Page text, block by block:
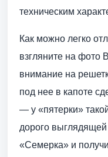
техническим
Как можно легко
взгляните на фото
внимание на
под нее в капоте
— у «пятерки»
дорого
«Семерка» и